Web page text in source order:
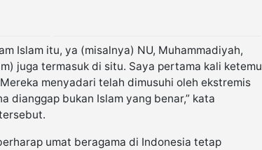
Islam itu, ya (misalnya) NU, Muhammadiyah,
juga termasuk di situ. Saya pertama kali ketemu
menyadari telah dimusuhi oleh ekstremis
dianggap bukan Islam yang benar,” kata
umat beragama di Indonesia tetap